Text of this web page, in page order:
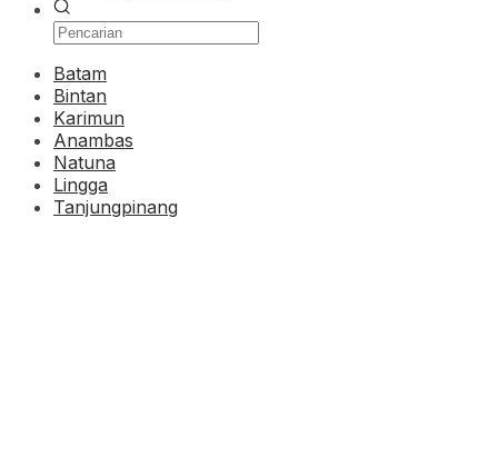
Batam
Bintan
Karimun
Anambas
Natuna
Lingga
Tanjungpinang